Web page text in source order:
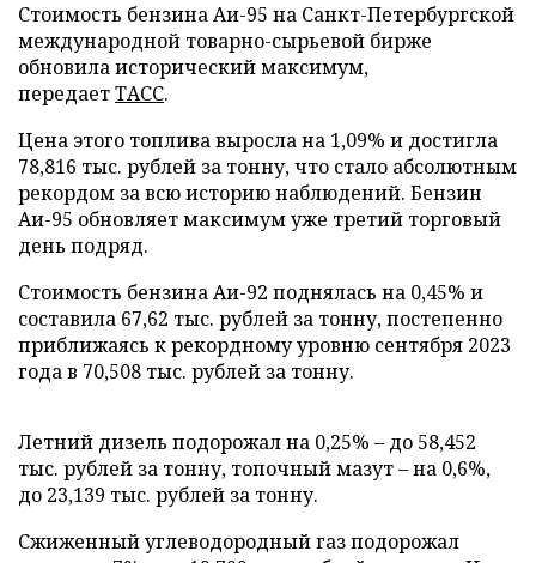
Стоимость бензина Аи-95 на Санкт-Петербургской
международной товарно-сырьевой бирже
обновила исторический максимум,
передаетТАСС.
Цена этого топлива выросла на 1,09% и достигла
78,816 тыс. рублей за тонну, что стало абсолютным
рекордом за всю историю наблюдений. Бензин
Аи-95 обновляет максимум уже третий торговый
день подряд.
Стоимость бензина Аи-92 поднялась на 0,45% и
составила 67,62 тыс. рублей за тонну, постепенно
приближаясь к рекордному уровню сентября 2023
года в 70,508 тыс. рублей за тонну.
Летний дизель подорожал на 0,25% – до 58,452
тыс. рублей за тонну, топочный мазут – на 0,6%,
до 23,139 тыс. рублей за тонну.
Сжиженный углеводородный газ подорожал